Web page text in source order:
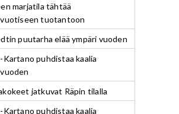
marjatila tähtää
tuotantoon
puutarha elää ympäri vuoden
Kartano puhdistaa kaalia
jatkuvat Räpin tilalla
Kartano puhdistaa kaalia